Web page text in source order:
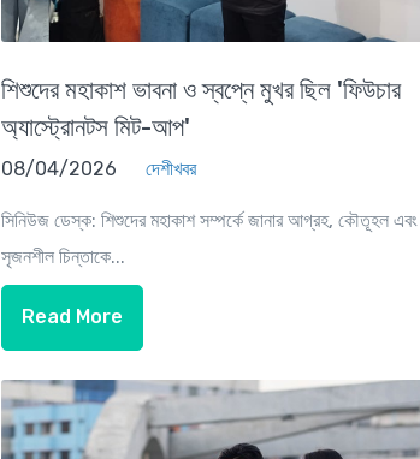
শিশুদের মহাকাশ ভাবনা ও স্বপ্নে মুখর ছিল 'ফিউচার
অ্যাস্ট্রোনটস মিট-আপ'
08/04/2026 দেশীখবর
সিনিউজ ডেস্ক: শিশুদের মহাকাশ সম্পর্কে জানার আগ্রহ, কৌতূহল এবং
সৃজনশীল চিন্তাকে...
Read More